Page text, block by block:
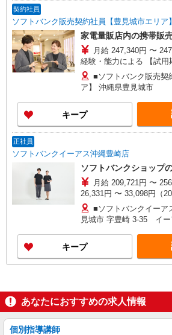
給(規定有) ゜・。○。・゜
契約社員
ソフトバンク販売契約社員【豊見城市エリア】
家電量販店内の携帯販
月給 247,340円 〜
経験・能
■ソフトバンク販売契
ア】 沖縄県豊見城市
キープ
正社員
ソフトバンクイーアス沖縄豊崎店
ソフトバンクショップ
月給 209,721円 〜
26,331円 〜 33,098円（
当は時間外労働の有無に
として支給し、相当時間
法定どおり追加で支給し
月 ※経験・能力による 【試用期間】月給 209721
円 〜 256438 円
■ソフトバンクイーア
見城市 字豊崎 3‐35 イ
キープ
あなたにおすすめの求人情報
個別指導講師